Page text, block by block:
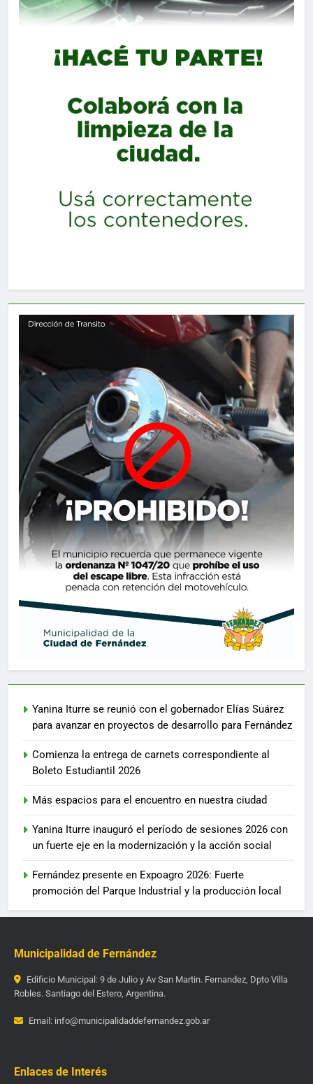
Yanina Iturre se reunió con el gobernador Elías Suárez
para avanzar en proyectos de desarrollo para Fernández
Comienza la entrega de carnets correspondiente al
Boleto Estudiantil 2026
Más espacios para el encuentro en nuestra ciudad
Yanina Iturre inauguró el período de sesiones 2026 con
un fuerte eje en la modernización y la acción social
Fernández presente en Expoagro 2026: Fuerte
promoción del Parque Industrial y la producción local
Municipalidad de Fernández
Edificio Municipal: 9 de Julio y Av San Martin. Fernandez, Dpto Villa
Robles. Santiago del Estero, Argentina.
Email: info@municipalidaddefernandez.gob.ar
Enlaces de Interés